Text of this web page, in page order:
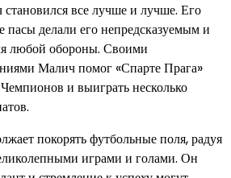
все лучше и лучше. Его
пасы делали его непредсказуемым и
любой обороны. Своими
Малич помог «Спарте Прага»
и выиграть несколько
покорять футбольные поля, радуя
играми и голами. Он